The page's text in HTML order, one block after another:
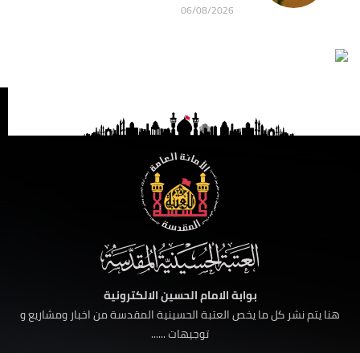
06/08/2026
بوابة الامام الحسين الالكترونية
هنا يتم نشر كل ما يخص العتبة الحسينية المقدسة من اخبار ومشاريع و
توجيهات ......